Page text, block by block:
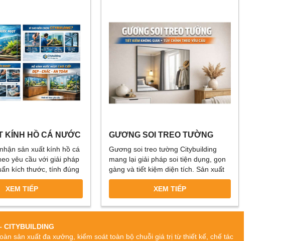
KÍNH HỒ CÁ NƯỚC
YÊU CẦU –
CÔNG CHUẨN
sản xuất kính hồ cá
yêu cầu với giải pháp
kích thước, tính đúng
keo chắc, mài cạnh
thiện thẩm mỹ cao. Nền
kính – gương cao cấp
đẹp, chỉn chu và phù
XEM TIẾP
GƯƠNG SOI TREO TƯỜNG
CITYBUILDING – GIẢI PHÁP
SOI GỌN GÀNG, TỐI ƯU
KHÔNG GIAN
Gương soi treo tường Citybuilding
mang lại giải pháp soi tiện dụng, gọn
gàng và tiết kiệm diện tích. Sản xuất
trực tiếp tại xưởng, nhận tùy chỉnh
kích thước và phương án treo phù
hợp phòng ngủ, căn hộ và không gian
sinh hoạt.
XEM TIẾP
CITYBUILDING
sản xuất đa xưởng, kiểm soát toàn bộ chuỗi giá trị từ thiết kế, chế tác